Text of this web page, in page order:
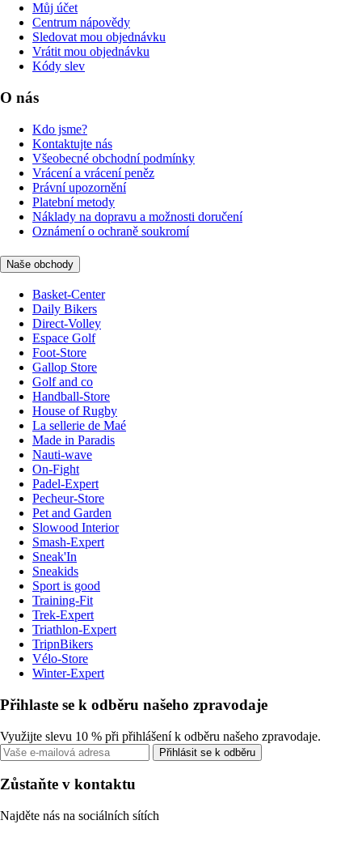
Můj účet
Centrum nápovědy
Sledovat mou objednávku
Vrátit mou objednávku
Kódy slev
O nás
Kdo jsme?
Kontaktujte nás
Všeobecné obchodní podmínky
Vrácení a vrácení peněz
Právní upozornění
Platební metody
Náklady na dopravu a možnosti doručení
Oznámení o ochraně soukromí
Naše obchody
Basket-Center
Daily Bikers
Direct-Volley
Espace Golf
Foot-Store
Gallop Store
Golf and co
Handball-Store
House of Rugby
La sellerie de Maé
Made in Paradis
Nauti-wave
On-Fight
Padel-Expert
Pecheur-Store
Pet and Garden
Slowood Interior
Smash-Expert
Sneak'In
Sneakids
Sport is good
Training-Fit
Trek-Expert
Triathlon-Expert
TripnBikers
Vélo-Store
Winter-Expert
Přihlaste se k odběru našeho zpravodaje
Využijte slevu 10 % při přihlášení k odběru našeho zpravodaje.
Přihlásit se k odběru
Zůstaňte v kontaktu
Najděte nás na sociálních sítích